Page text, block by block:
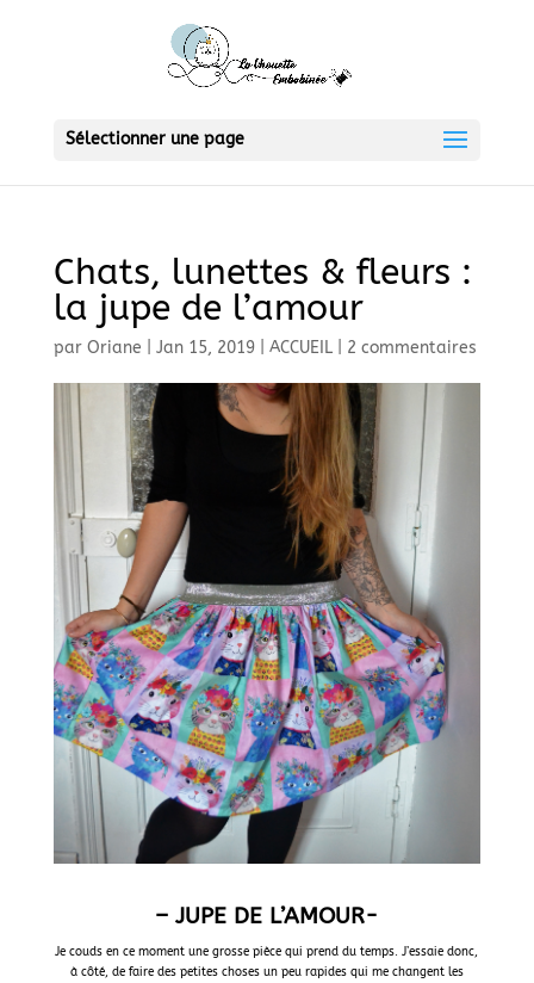
Sélectionner une page
Chats, lunettes & fleurs :
la jupe de l’amour
par Oriane Jan 15, 2019| ACCUEIL| 2 commentaires
– JUPE DE L’AMOUR-
Je couds en ce moment une grosse pièce qui prend du temps. J’essaie donc,
à côté, de faire des petites choses un peu rapides qui me changent les